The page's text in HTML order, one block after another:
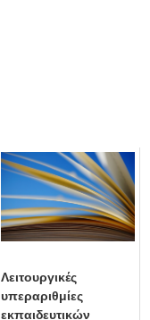
Λειτουργικές
υπεραριθμίες
εκπαιδευτικών